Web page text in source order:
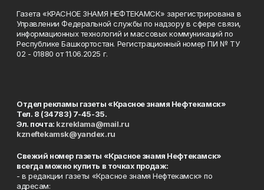
Газета «КРАСНОЕ ЗНАМЯ НЕФТЕКАМСК» зарегистрирована в
Управлении Федеральной службы по надзору в сфере связи,
информационных технологий и массовых коммуникаций по
Республике Башкортостан. Регистрационный номер ПИ № ТУ
02 - 01880 от 11.06.2025 г.
Отдел рекламы газеты «Красное знамя Нефтекамск»
Тел. 8 (34783) 7-45-35.
Эл. почта: kzreklama@mail.ru
kzneftekamsk@yandex.ru
Свежий номер газеты «Красное знамя Нефтекамск»
всегда можно купить в точках продаж:
- в редакции газеты «Красное знамя Нефтекамск» по
адресам: